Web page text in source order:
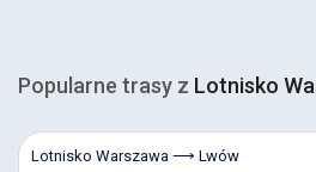
Popularne trasy z Lotnisko
Lotnisko Warszawa ⟶ Lwów